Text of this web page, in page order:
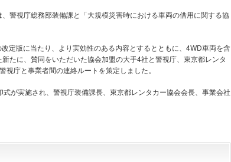
警視庁総務部装備課と「大規模災害時における車両の借用に関する協
定版に当たり、より実効性のある内容とするとともに、4WD車両を含
たに、賛同をいただいた協会加盟の大手4社と警視庁、東京都レンタ
庁と事業者間の連絡ルートを策定しました。
が実施され、警視庁装備課長、東京都レンタカー協会会長、事業会社